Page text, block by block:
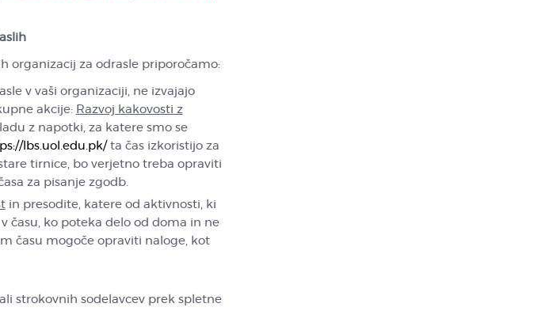
organizacij za odrasle priporočamo:
v vaši organizaciji, ne izvajajo
akcije: Razvoj kakovosti z
z napotki, za katere smo se
lbs.uol.edu.pk/ta čas izkoristijo za
tirnice, bo verjetno treba opraviti
za pisanje zgodb.
in presodite, katere od aktivnosti, ki
času, ko poteka delo od doma in ne
času mogoče opraviti naloge, kot
strokovnih sodelavcev prek spletne